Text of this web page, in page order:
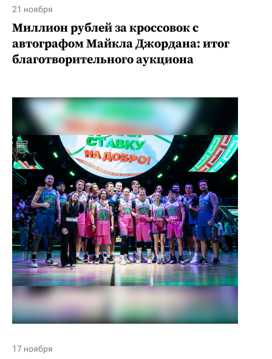
21 ноября
Миллион рублей за кроссовок с
автографом Майкла Джордана: итог
благотворительного аукциона
17 ноября